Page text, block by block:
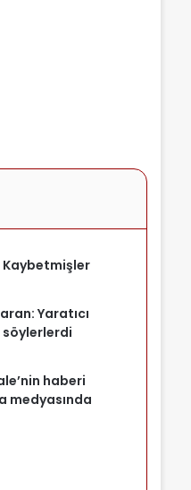
Kaybetmişler
Yaratıcı
haberi
medyasında